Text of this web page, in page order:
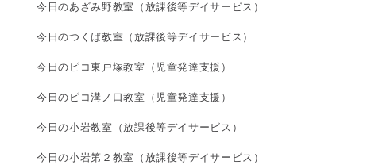
今日のあざみ野教室（放課後等デイサービス）
今日のつくば教室（放課後等デイサービス）
今日のピコ東戸塚教室（児童発達支援）
今日のピコ溝ノ口教室（児童発達支援）
今日の小岩教室（放課後等デイサービス）
今日の小岩第２教室（放課後等デイサービス）